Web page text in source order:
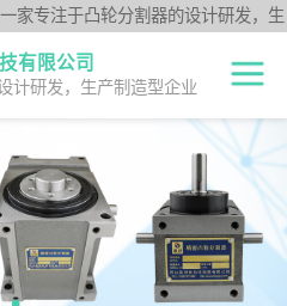
家专注于凸轮分割器的设计研发，生
客户提供各种高品质的数控转台第四
法兰中空型DFH系列、平台桌面型
术优势，可按照客户要求，提供非标
有限公司
计研发，生产制造型企业